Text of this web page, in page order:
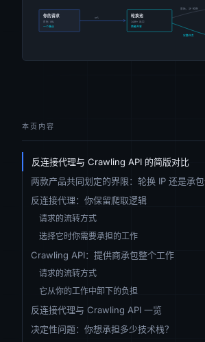
本页内容
反连接代理与 Crawling API 的简版对比
两款产品共同划定的界限：轮换 IP 还是承
反连接代理：你保留爬取逻辑
请求的流转方式
选择它时你需要承担的工作
Crawling API：提供商承包整个工作
请求的流转方式
它从你的工作中卸下的负担
反连接代理与 Crawling API 一览
决定性问题：你想承担多少技术栈？